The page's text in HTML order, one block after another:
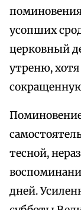
усопших
церковный
утреню,
тесной,
дней.